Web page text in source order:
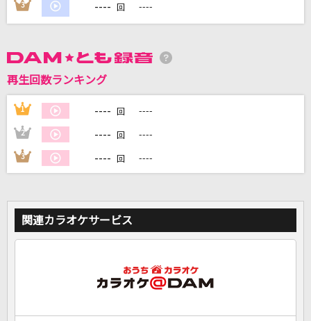
DAMに会員登録・ログインして
3 ---- 回 ----
再生回数ランキング
1 ---- 回 ----
2 ---- 回 ----
3 ---- 回 ----
関連カラオケサービス